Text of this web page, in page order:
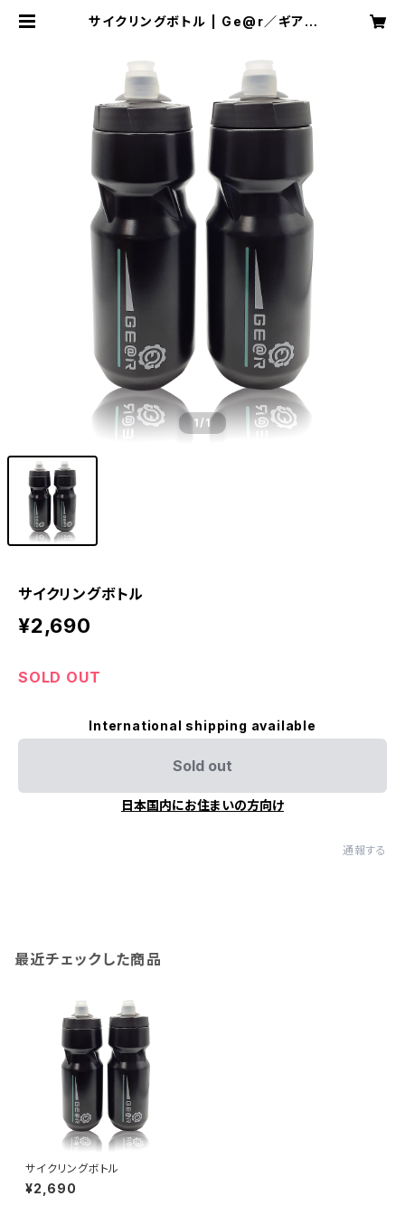
サイクリングボトル | Ge@r／ギアト
1 /1
サイクリングボトル
¥2,690
SOLD OUT
International shipping available
Sold out
日本国内にお住まいの方向け
通報する
最近チェックした商品
サイクリングボトル
¥2,690